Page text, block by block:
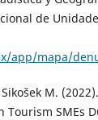
de
app/mapa/
M.
SMEs